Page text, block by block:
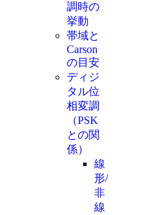
調時の
挙動
帯域と
Carson
の目安
ディジ
タル位
相変調
（PSK
との関
係）
線
形/
非
線